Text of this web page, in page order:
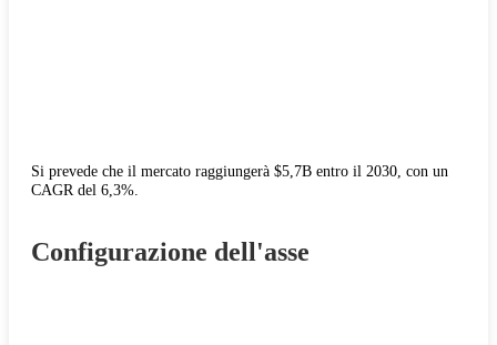
Si prevede che il mercato raggiungerà $5,7B entro il 2030, con un
CAGR del 6,3%.
Configurazione dell'asse